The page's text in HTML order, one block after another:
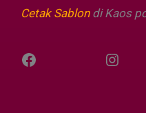
Cetak Sablondi Kaos
bmsgraphics